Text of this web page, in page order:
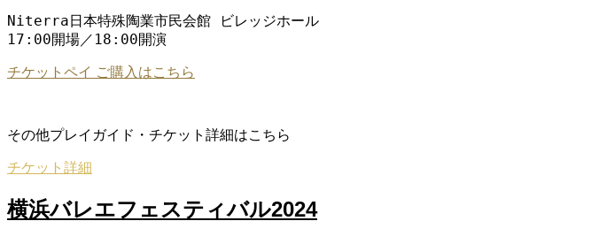
Niterra日本特殊陶業市民会館 ビレッジホール
17:00開場／18:00開演
チケットペイ ご購入はこちら
その他プレイガイド・チケット詳細はこちら
チケット詳細
横浜バレエフェスティバル2024